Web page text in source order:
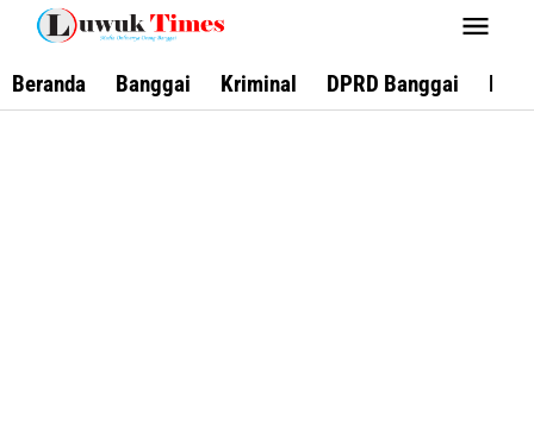
Lewati
konten
Beranda Banggai Kriminal DPRD Banggai